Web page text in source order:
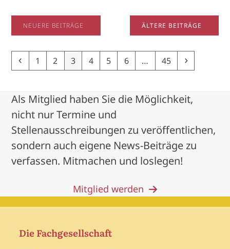
NEUERE BEITRÄGE ÄLTERE BEITRÄGE
Previous
Page
1 Page
2 Page
3 Page
4 Page
5 Page
6 … Page
45 Next
Als Mitglied haben Sie die Möglichkeit,
nicht nur Termine und
Stellenausschreibungen zu veröffentlichen,
sondern auch eigene News-Beiträge zu
verfassen. Mitmachen und loslegen!
Mitglied werden
Die Fachgesellschaft